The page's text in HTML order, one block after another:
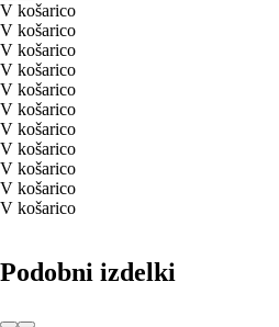
V košarico
V košarico
V košarico
V košarico
V košarico
V košarico
V košarico
V košarico
V košarico
V košarico
V košarico
Podobni izdelki